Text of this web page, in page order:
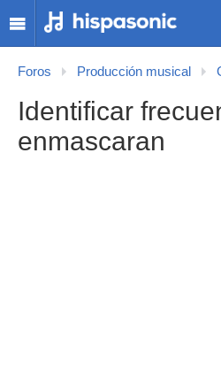
Foros Producción musical
Identificar
enmascaran